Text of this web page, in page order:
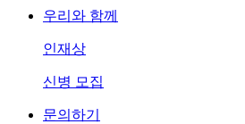
우리와 함께
인재상
신병 모집
문의하기